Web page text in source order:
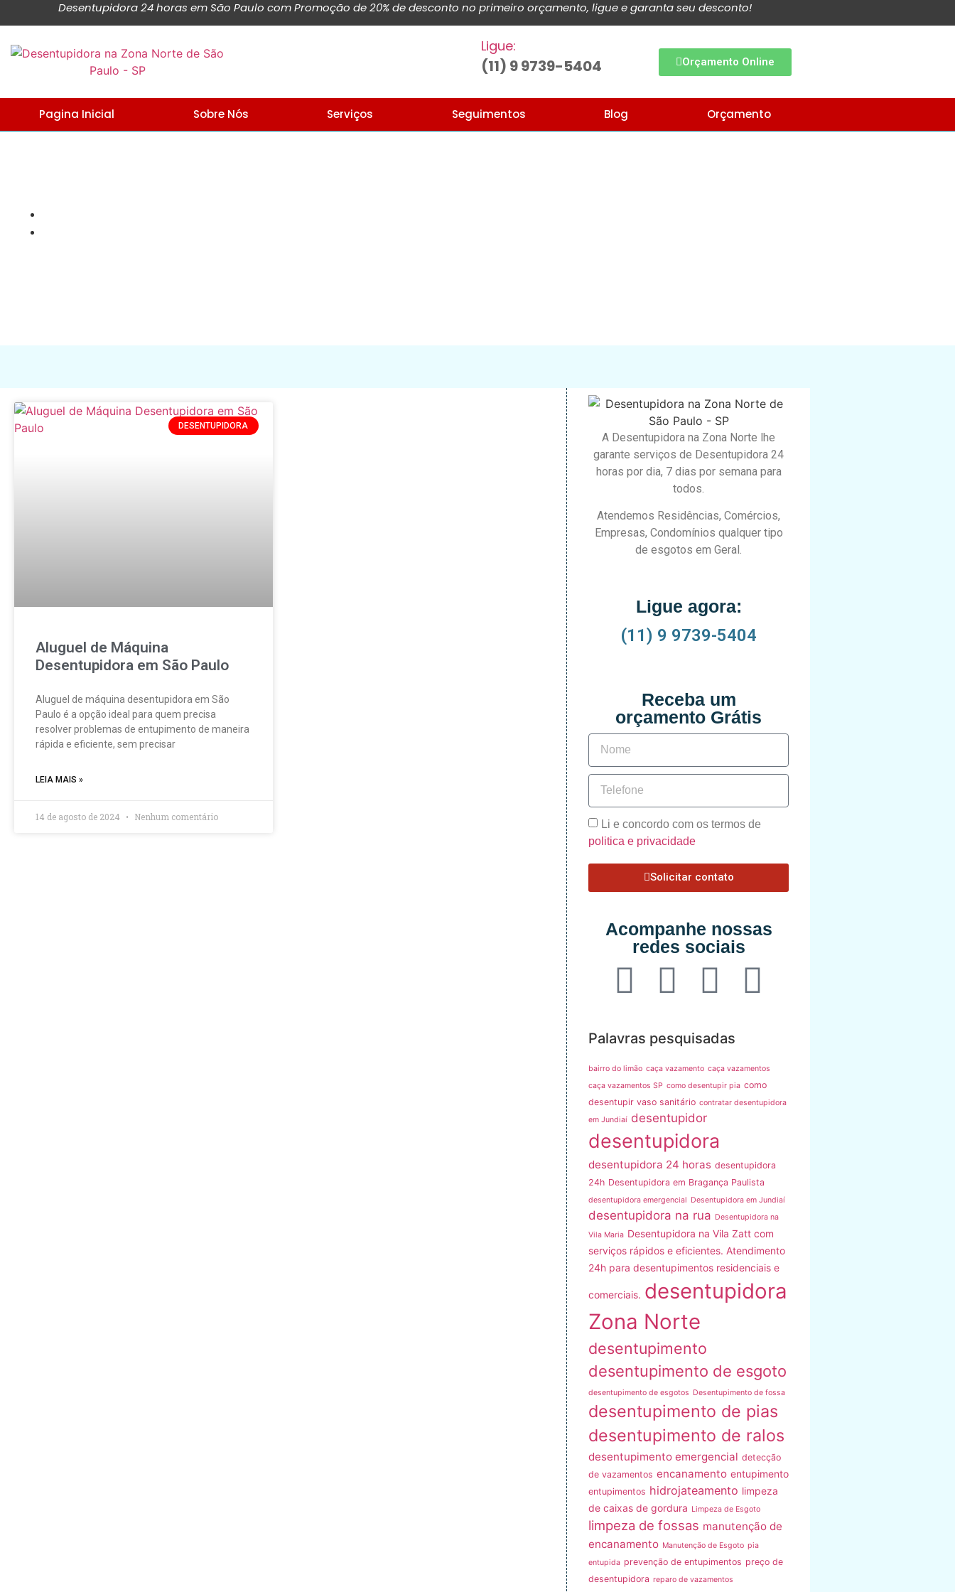
Desentupidora 24 horas em São Paulo com Promoção de 20% de desconto no primeiro orçamento, ligue e garanta seu desconto!
Ligue:
(11) 9 9739-5404 Orçamento Online
Pagina Inicial Sobre Nós Serviços Seguimentos Blog Orçamento
DESENTUPIDORA
Aluguel de Máquina
Desentupidora em São Paulo
Aluguel de máquina desentupidora em São
Paulo é a opção ideal para quem precisa
resolver problemas de entupimento de maneira
rápida e eficiente, sem precisar
LEIA MAIS »
14 de agosto de 2024 Nenhum comentário
A Desentupidora na Zona Norte lhe
garante serviços de Desentupidora 24
horas por dia, 7 dias por semana para
todos.
Atendemos Residências, Comércios,
Empresas, Condomínios qualquer tipo
de esgotos em Geral.
Ligue agora:
(11) 9 9739-5404
Receba um
orçamento Grátis
Li e concordo com os termos de
politica e privacidade
Solicitar contato
Acompanhe nossas
redes sociais
Palavras pesquisadas
bairro do limão caça vazamento caça vazamentos
caça vazamentos SP como desentupir pia como
desentupir vaso sanitário contratar desentupidora
em Jundiaí desentupidor
desentupidora
desentupidora 24 horas desentupidora
24h Desentupidora em Bragança Paulista
desentupidora emergencial Desentupidora em Jundiaí
desentupidora na rua Desentupidora na
Vila Maria Desentupidora na Vila Zatt com
serviços rápidos e eficientes. Atendimento
24h para desentupimentos residenciais e
comerciais. desentupidora
Zona Norte
desentupimento
desentupimento de esgoto
desentupimento de esgotos Desentupimento de fossa
desentupimento de pias
desentupimento de ralos
desentupimento emergencial detecção
de vazamentos encanamento entupimento
entupimentos hidrojateamento limpeza
de caixas de gordura Limpeza de Esgoto
limpeza de fossas manutenção de
encanamento Manutenção de Esgoto pia
entupida prevenção de entupimentos preço de
desentupidora reparo de vazamentos